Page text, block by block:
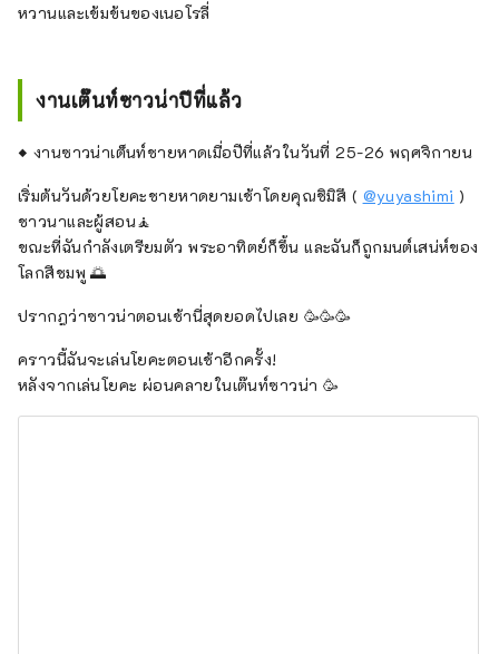
หวานและเข้มข้นของเนอโรลี่
งานเต๊นท์ซาวน่าปีที่แล้ว
◆ งานซาวน่าเต็นท์ชายหาดเมื่อปีที่แล้วในวันที่ 25-26 พฤศจิกายน
เริ่มต้นวันด้วยโยคะชายหาดยามเช้าโดยคุณชิมิสึ ( @yuyashimi )
ชาวนาและผู้สอน🧘
ขณะที่ฉันกำลังเตรียมตัว พระอาทิตย์ก็ขึ้น และฉันก็ถูกมนต์เสน่ห์ของ
โลกสีชมพู 🌅
ปรากฎว่าซาวน่าตอนเช้านี่สุดยอดไปเลย 🥳🥳🥳
คราวนี้ฉันจะเล่นโยคะตอนเช้าอีกครั้ง!
หลังจากเล่นโยคะ ผ่อนคลายในเต๊นท์ซาวน่า 🥳